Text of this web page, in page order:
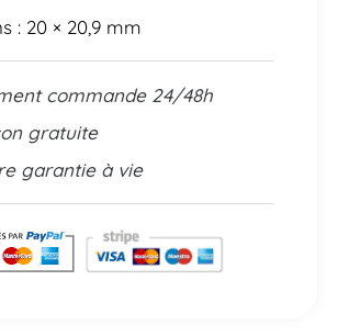
: 20 × 20,9 mm
commande 24/48h
gratuite
garantie à vie